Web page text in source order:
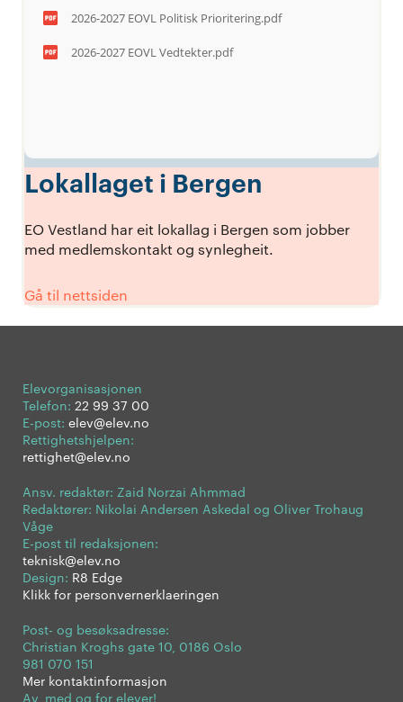
2026-2027 EOVL Politisk Prioritering.pdf
2026-2027 EOVL Vedtekter.pdf
Lokallaget i Bergen
EO Vestland har eit lokallag i Bergen som jobber
med medlemskontakt og synlegheit.
Gå til nettsiden
Elevorganisasjonen
Telefon: 22 99 37 00
E-post: elev@elev.no
Rettighetshjelpen:
rettighet@elev.no
Ansv. redaktør: Zaid Norzai Ahmmad
Redaktører: Nikolai Andersen Askedal og Oliver Trohaug
Våge
E-post til redaksjonen:
teknisk@elev.no
Design: R8 Edge
Klikk for personvernerklaeringen
Post- og besøksadresse:
Christian Kroghs gate 10, 0186 Oslo
981 070 151
Mer kontaktinformasjon
Av, med og for elever!